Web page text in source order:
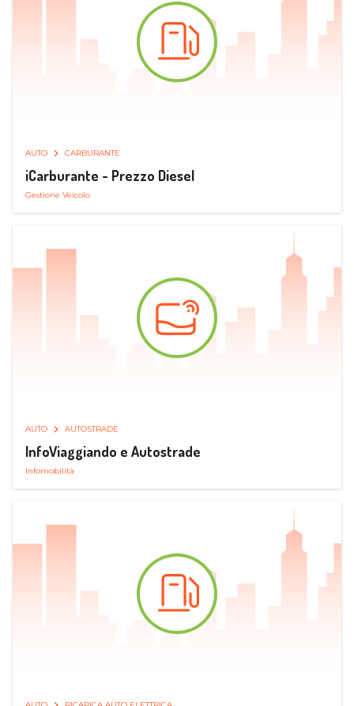
AUTO CARBURANTE
iCarburante - Prezzo Diesel
Gestione Veicolo
AUTO AUTOSTRADE
InfoViaggiando e Autostrade
Infomobilità